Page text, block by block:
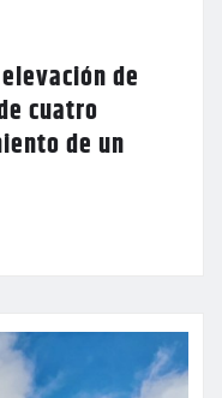
de
cuatro
de un